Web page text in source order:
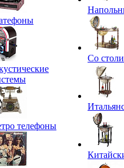
телефоны
Со